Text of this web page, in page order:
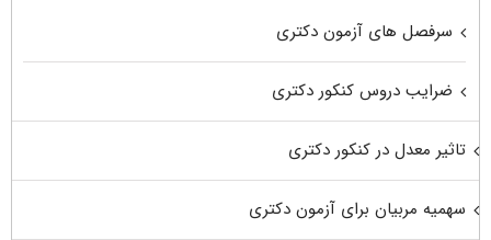
سرفصل های آزمون دکتری
ضرایب دروس کنکور دکتری
تاثیر معدل در کنکور دکتری
سهمیه مربیان برای آزمون دکتری